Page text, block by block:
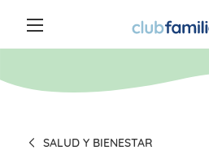
SALUD Y BIENESTAR